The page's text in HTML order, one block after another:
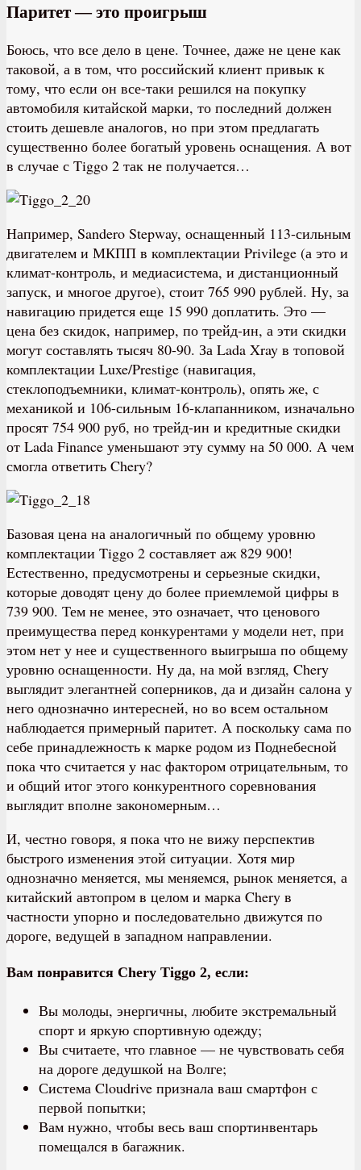
Паритет — это проигрыш
Боюсь, что все дело в цене. Точнее, даже не цене как
таковой, а в том, что российский клиент привык к
тому, что если он все-таки решился на покупку
автомобиля китайской марки, то последний должен
стоить дешевле аналогов, но при этом предлагать
существенно более богатый уровень оснащения. А вот
в случае с Tiggo 2 так не получается…
Например, Sandero Stepway, оснащенный 113-сильным
двигателем и МКПП в комплектации Privilege (а это и
климат-контроль, и медиасистема, и дистанционный
запуск, и многое другое), стоит 765 990 рублей. Ну, за
навигацию придется еще 15 990 доплатить. Это —
цена без скидок, например, по трейд-ин, а эти скидки
могут составлять тысяч 80-90. За Lada Xray в топовой
комплектации Luxe/Prestige (навигация,
стеклоподъемники, климат-контроль), опять же, с
механикой и 106-сильным 16-клапанником, изначально
просят 754 900 руб, но трейд-ин и кредитные скидки
от Lada Finance уменьшают эту сумму на 50 000. А чем
смогла ответить Chery?
Базовая цена на аналогичный по общему уровню
комплектации Tiggo 2 составляет аж 829 900!
Естественно, предусмотрены и серьезные скидки,
которые доводят цену до более приемлемой цифры в
739 900. Тем не менее, это означает, что ценового
преимущества перед конкурентами у модели нет, при
этом нет у нее и существенного выигрыша по общему
уровню оснащенности. Ну да, на мой взгляд, Chery
выглядит элегантней соперников, да и дизайн салона у
него однозначно интересней, но во всем остальном
наблюдается примерный паритет. А поскольку сама по
себе принадлежность к марке родом из Поднебесной
пока что считается у нас фактором отрицательным, то
и общий итог этого конкурентного соревнования
выглядит вполне закономерным…
И, честно говоря, я пока что не вижу перспектив
быстрого изменения этой ситуации. Хотя мир
однозначно меняется, мы меняемся, рынок меняется, а
китайский автопром в целом и марка Chery в
частности упорно и последовательно движутся по
дороге, ведущей в западном направлении.
Вам понравится Chery Tiggo 2, если:
Вы молоды, энергичны, любите экстремальный
спорт и яркую спортивную одежду;
Вы считаете, что главное — не чувствовать себя
на дороге дедушкой на Волге;
Система Cloudrive признала ваш смартфон с
первой попытки;
Вам нужно, чтобы весь ваш спортинвентарь
помещался в багажник.